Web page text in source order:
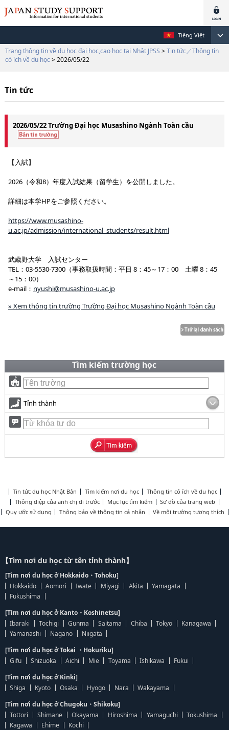
Tiếng Việt
Trang thông tin về du học đại học,cao học tại Nhật JPSS > Tin tức／Thông tin
có ích về du học > 2026/05/22
Tin tức
2026/05/22 Trường Đại học Musashino Ngành Toàn cầu
【入試】
2026（令和8）年度入試結果（留学生）を公開しました。
詳細は本学HPをご参照ください。
https://www.musashino-
u.ac.jp/admission/international_students/result.html
武蔵野大学 入試センター
TEL：03-5530-7300（事務取扱時間：平日 8：45～17：00 土曜 8：45
～15：00）
e-mail： nyushi@musashino-u.ac.jp
» Xem thông tin trường Trường Đại học Musashino Ngành Toàn cầu
Tìm kiếm trường học
Tỉnh thành
Tin tức du học Nhật Bản Tìm kiếm nơi du học
Thông tin có ích về du học
Thông điệp của anh chị đi trước
Mục lục tìm kiếm
Sơ đồ của trang web
Quy ước sử dụng
Thông báo về thông tin cá nhân Về môi trường tương thích
【Tìm nơi du học từ tên tỉnh thành】
[Tìm nơi du học ở Hokkaido・Tohoku]
Hokkaido
Aomori Iwate Miyagi Akita
Yamagata
Fukushima
[Tìm nơi du học ở Kanto・Koshinetsu]
Ibaraki
Tochigi Gunma Saitama Chiba Tokyo
Kanagawa
Yamanashi
Nagano
Niigata
[Tìm nơi du học ở Tokai ・Hokuriku]
Gifu
Shizuoka Aichi Mie Toyama Ishikawa
Fukui
[Tìm nơi du học ở Kinki]
Shiga
Kyoto Osaka Hyogo Nara
Wakayama
[Tìm nơi du học ở Chugoku・Shikoku]
Tottori
Shimane Okayama Hiroshima Yamaguchi
Tokushima
Kagawa
Ehime
Kochi